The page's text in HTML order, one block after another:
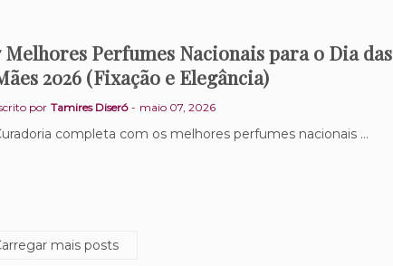
Melhores Perfumes Nacionais para o Dia das
2026 (Fixação e Elegância)
por Tamires Diseró - maio 07, 2026
completa com os melhores perfumes nacionais …
mais posts